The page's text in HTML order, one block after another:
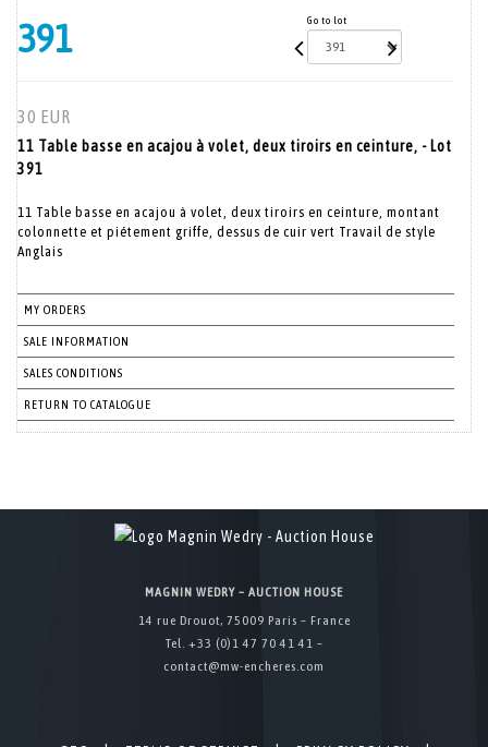
391 Go to lot
30 EUR
11 Table basse en acajou à volet, deux tiroirs en ceinture, - Lot
391
11 Table basse en acajou à volet, deux tiroirs en ceinture, montant
colonnette et piétement griffe, dessus de cuir vert Travail de style
Anglais
MY ORDERS
SALE INFORMATION
SALES CONDITIONS
RETURN TO CATALOGUE
MAGNIN WEDRY – AUCTION HOUSE
14 rue Drouot, 75009 Paris – France
Tel. +33 (0)1 47 70 41 41 –
contact@mw-encheres.com